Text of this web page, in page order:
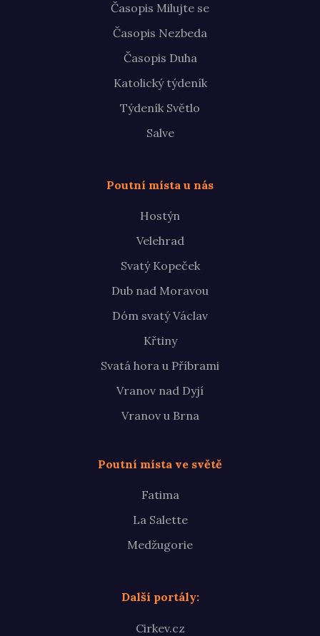
Časopis Milujte se
Časopis Nezbeda
Časopis Duha
Katolický týdeník
Týdeník Světlo
Salve
Poutní místa u nás
Hostýn
Velehrad
Svatý Kopeček
Dub nad Moravou
Dóm svatý Václav
Křtiny
Svatá hora u Příbrami
Vranov nad Dyjí
Vranov u Brna
Poutní místa ve světě
Fatima
La Salette
Medžugorie
Další portály:
Cirkev.cz